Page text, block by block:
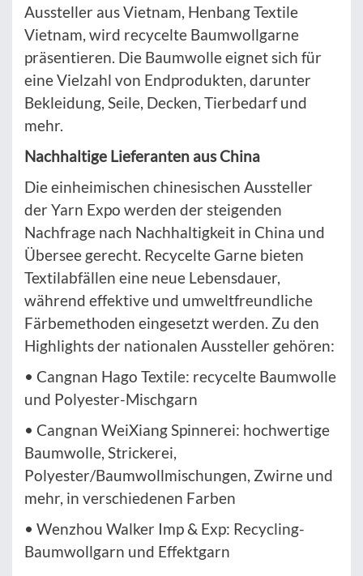
Aussteller aus Vietnam, Henbang Textile
Vietnam, wird recycelte Baumwollgarne
präsentieren. Die Baumwolle eignet sich für
eine Vielzahl von Endprodukten, darunter
Bekleidung, Seile, Decken, Tierbedarf und
mehr.
Nachhaltige Lieferanten aus China
Die einheimischen chinesischen Aussteller
der Yarn Expo werden der steigenden
Nachfrage nach Nachhaltigkeit in China und
Übersee gerecht. Recycelte Garne bieten
Textilabfällen eine neue Lebensdauer,
während effektive und umweltfreundliche
Färbemethoden eingesetzt werden. Zu den
Highlights der nationalen Aussteller gehören:
• Cangnan Hago Textile: recycelte Baumwolle
und Polyester-Mischgarn
• Cangnan WeiXiang Spinnerei: hochwertige
Baumwolle, Strickerei,
Polyester/Baumwollmischungen, Zwirne und
mehr, in verschiedenen Farben
• Wenzhou Walker Imp & Exp: Recycling-
Baumwollgarn und Effektgarn